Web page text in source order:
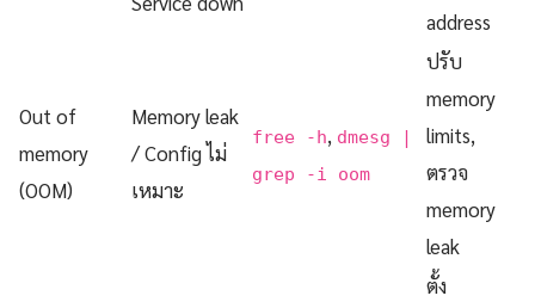
address
Out of
memory
(OOM)
Memory leak
/ Config ไม่
เหมาะ
free -h, dmesg |
grep -i oom
ปรับ
memory
limits,
ตรวจ
memory
leak
ตั้ง